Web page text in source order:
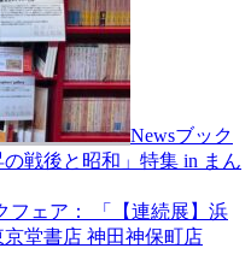
Newsブック
戦後と昭和」特集 in まん
フェア： 「【連続展】浜
堂書店 神田神保町店